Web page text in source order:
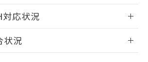
きます。
ログイン/会員登録
対応状況
項・凡例
状況